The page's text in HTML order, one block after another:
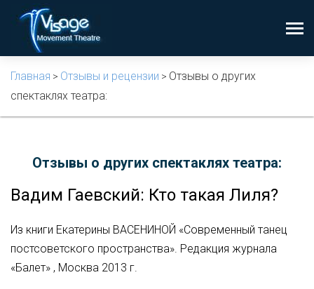
Главная > Отзывы и рецензии > Отзывы о других
спектаклях театра:
Отзывы о других спектаклях театра:
Вадим Гаевский: Кто такая Лиля?
Из книги Екатерины ВАСЕНИНОЙ «Современный танец
постсоветского пространства». Редакция журнала
«Балет» , Москва 2013 г.